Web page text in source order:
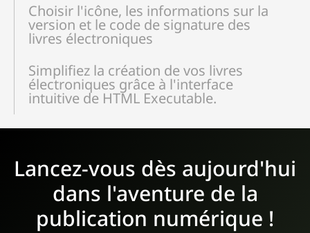
Choisir l'icône, les informations sur la
version et le code de signature des
livres électroniques
Simplifiez la création de vos livres
électroniques grâce à l'interface
intuitive de HTML Executable.
Lancez-vous dès aujourd'hui
dans l'aventure de la
publication numérique !